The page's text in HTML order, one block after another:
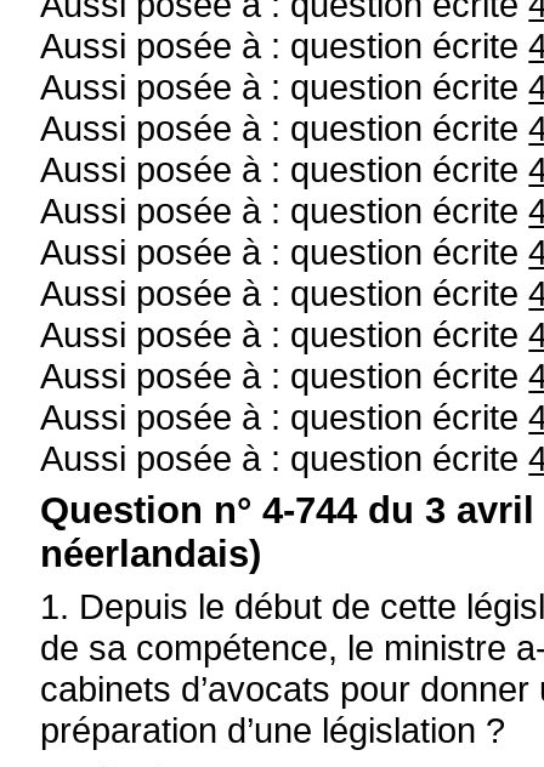
Aussi posée à : question écrite
Aussi posée à : question écrite
Aussi posée à : question écrite
Aussi posée à : question écrite
Aussi posée à : question écrite
Aussi posée à : question écrite
Aussi posée à : question écrite
Aussi posée à : question écrite
Aussi posée à : question écrite
Aussi posée à : question écrite
Aussi posée à : question écrite
Question n° 4-744 du 3
néerlandais)
1. Depuis le début de cette
de sa compétence, le ministre
cabinets d’avocats pour
préparation d’une législation ?